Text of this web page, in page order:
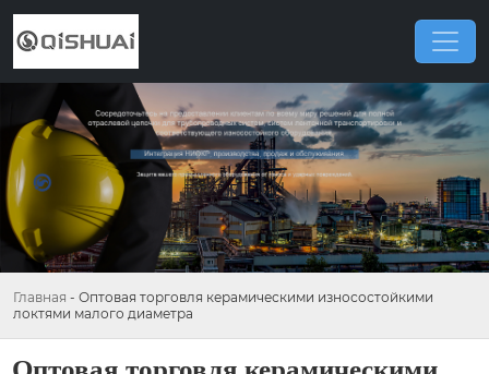
Главная - Оптовая торговля керамическими износостойкими
локтями малого диаметра